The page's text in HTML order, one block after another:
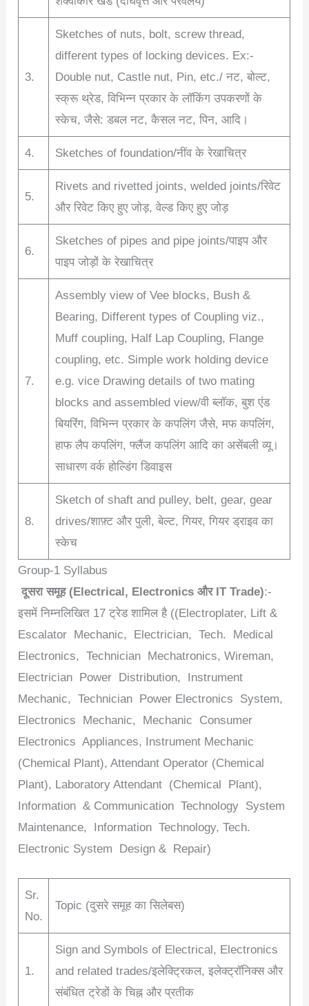
3.
Sketches of nuts, bolt, screw thread,
different types of locking devices. Ex:-
Double nut, Castle nut, Pin, etc./ नट, बोल्ट,
स्क्रू थ्रेड, विभिन्न प्रकार के लॉकिंग उपकरणों के
स्केच, जैसे: डबल नट, कैसल नट, पिन, आदि।
4. Sketches of foundation/नींव के रेखाचित्र
5.
Rivets and rivetted joints, welded joints/रिवेट
और रिवेट किए हुए जोड़, वेल्ड किए हुए जोड़
6.
Sketches of pipes and pipe joints/पाइप और
पाइप जोड़ों के रेखाचित्र
7.
Assembly view of Vee blocks, Bush &
Bearing, Different types of Coupling viz.,
Muff coupling, Half Lap Coupling, Flange
coupling, etc. Simple work holding device
e.g. vice Drawing details of two mating
blocks and assembled view/वी ब्लॉक, बुश एंड
बियरिंग, विभिन्न प्रकार के कपलिंग जैसे, मफ कपलिंग,
हाफ लैप कपलिंग, फ्लैंज कपलिंग आदि का असेंबली व्यू।
साधारण वर्क होल्डिंग डिवाइस
8.
Sketch of shaft and pulley, belt, gear, gear
drives/शाफ़्ट और पुली, बेल्ट, गियर, गियर ड्राइव का
स्केच
Group-1 Syllabus
दूसरा समूह (Electrical, Electronicsऔर IT Trade):-
इसमें निम्नलिखित 17 ट्रेड शामिल है ((Electroplater, Lift &
Escalator Mechanic, Electrician, Tech. Medical
Electronics, Technician Mechatronics, Wireman,
Electrician Power Distribution, Instrument
Mechanic, Technician Power Electronics System,
Electronics Mechanic, Mechanic Consumer
Electronics Appliances, Instrument Mechanic
(Chemical Plant), Attendant Operator (Chemical
Plant), Laboratory Attendant (Chemical Plant),
Information & Communication Technology System
Maintenance, Information Technology, Tech.
Electronic System Design & Repair)
Sr.
No.
Topic (दुसरे समूह का सिलेबस)
1.
Sign and Symbols of Electrical, Electronics
and related trades/इलेक्ट्रिकल, इलेक्ट्रॉनिक्स और
संबंधित ट्रेडों के चिह्न और प्रतीक